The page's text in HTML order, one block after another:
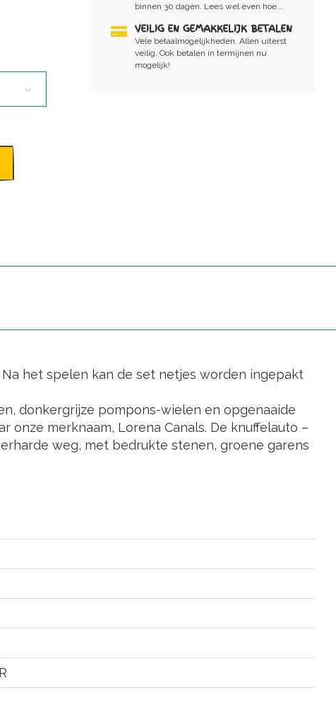
binnen 30 dagen. Lees wel even hoe...
VEILIG EN GEMAKKELIJK BETALEN
Vele betaalmogelijkheden. Allen uiterst
veilig. Ook betalen in termijnen nu
mogelijk!
het spelen kan de set netjes worden ingepakt
donkergrijze pompons-wielen en opgenaaide
onze merknaam, Lorena Canals. De knuffelauto –
weg, met bedrukte stenen, groene garens